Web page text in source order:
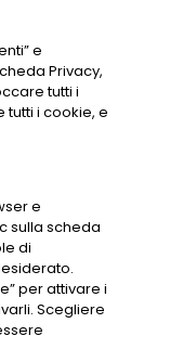
e
Privacy,
tutti i
tutti i cookie, e
e
sulla scheda
di
per attivare i
Scegliere